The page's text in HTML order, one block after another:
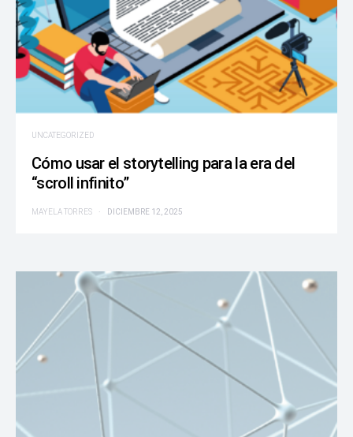
UNCATEGORIZED
Cómo usar el storytelling para la era del
“scroll infinito”
MAYELA TORRES DICIEMBRE 12, 2025